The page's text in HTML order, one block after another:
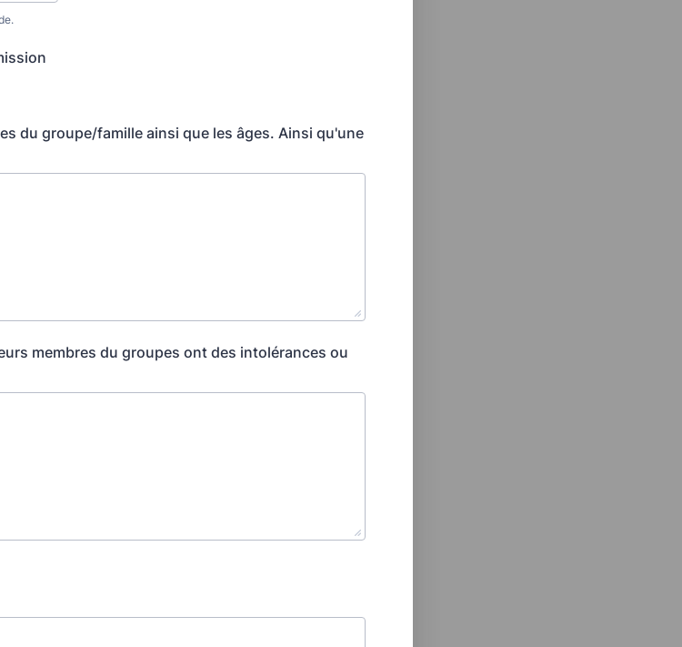
du groupe/famille ainsi que les âges. Ainsi qu'une
membres du groupes ont des intolérances ou